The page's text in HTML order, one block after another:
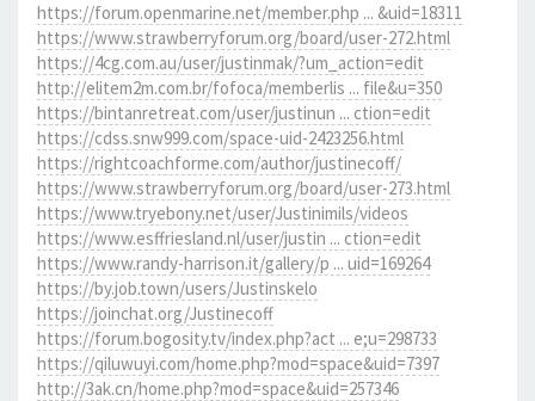
https://forum.openmarine.net/member.php ... &uid=18311
https://www.strawberryforum.org/board/user-272.html
https://4cg.com.au/user/justinmak/?um_action=edit
http://elitem2m.com.br/fofoca/memberlis ... file&u=350
https://bintanretreat.com/user/justinun ... ction=edit
https://cdss.snw999.com/space-uid-2423256.html
https://rightcoachforme.com/author/justinecoff/
https://www.strawberryforum.org/board/user-273.html
https://www.tryebony.net/user/Justinimils/videos
https://www.esffriesland.nl/user/justin ... ction=edit
https://www.randy-harrison.it/gallery/p ... uid=169264
https://by.job.town/users/Justinskelo
https://joinchat.org/Justinecoff
https://forum.bogosity.tv/index.php?act ... e;u=298733
https://qiluwuyi.com/home.php?mod=space&uid=7397
http://3ak.cn/home.php?mod=space&uid=257346